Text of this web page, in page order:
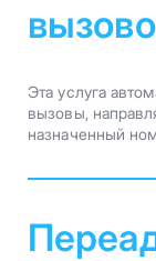
Эта услуга
вызовы,
назначенный